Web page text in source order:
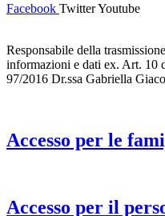
Facebook TwitterYoutube
Responsabile della
informazioni e dati ex. Art. 10
97/2016 Dr.ssa Gabriella
Accesso per le
Accesso per il